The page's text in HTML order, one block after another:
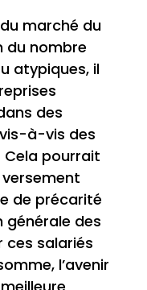
marché du
du nombre
atypiques, il
des
à-vis des
pourrait
de précarité
générale des
ces salariés
l’avenir